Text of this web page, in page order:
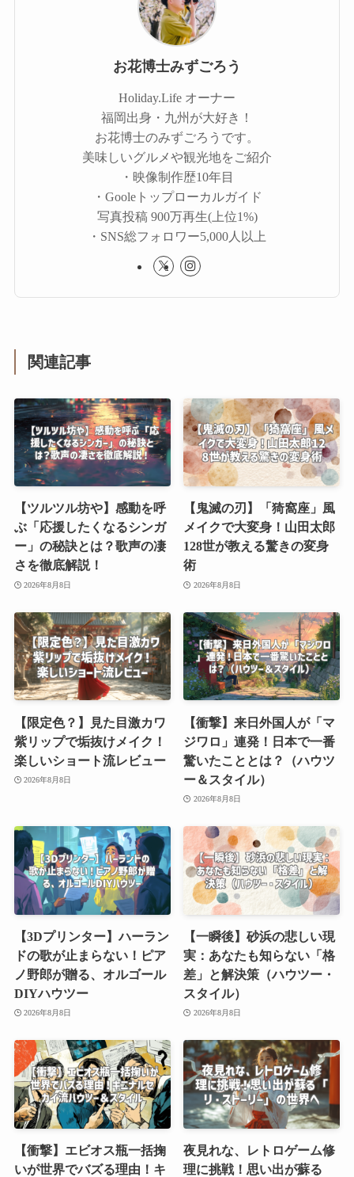
お花博士みずごろう
Holiday.Life オーナー
福岡出身・九州が大好き！
お花博士のみずごろうです。
美味しいグルメや観光地をご紹介
・映像制作歴10年目
・Gooleトップローカルガイド
写真投稿 900万再生(上位1%)
・SNS総フォロワー5,000人以上
関連記事
【ツルツル坊や】感動を呼
ぶ「応援したくなるシンガ
ー」の秘訣とは？歌声の凄
さを徹底解説！
2026年8月8日
【鬼滅の刃】「猗窩座」風
メイクで大変身！山田太郎
128世が教える驚きの変身
術
2026年8月8日
【限定色？】見た目激カワ
紫リップで垢抜けメイク！
楽しいショート流レビュー
2026年8月8日
【衝撃】来日外国人が「マ
ジワロ」連発！日本で一番
驚いたこととは？（ハウツ
ー＆スタイル）
2026年8月8日
【3Dプリンター】ハーラン
ドの歌が止まらない！ピア
ノ野郎が贈る、オルゴール
DIYハウツー
2026年8月8日
【一瞬後】砂浜の悲しい現
実：あなたも知らない「格
差」と解決策（ハウツー・
スタイル）
2026年8月8日
【衝撃】エビオス瓶一括掬
いが世界でバズる理由！キ
夜見れな、レトロゲーム修
理に挑戦！思い出が蘇る